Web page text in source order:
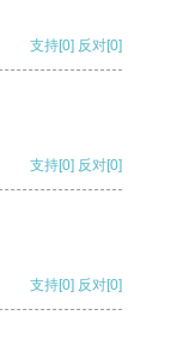
支持[0] 反对[0]
支持[0] 反对[0]
支持[0] 反对[0]